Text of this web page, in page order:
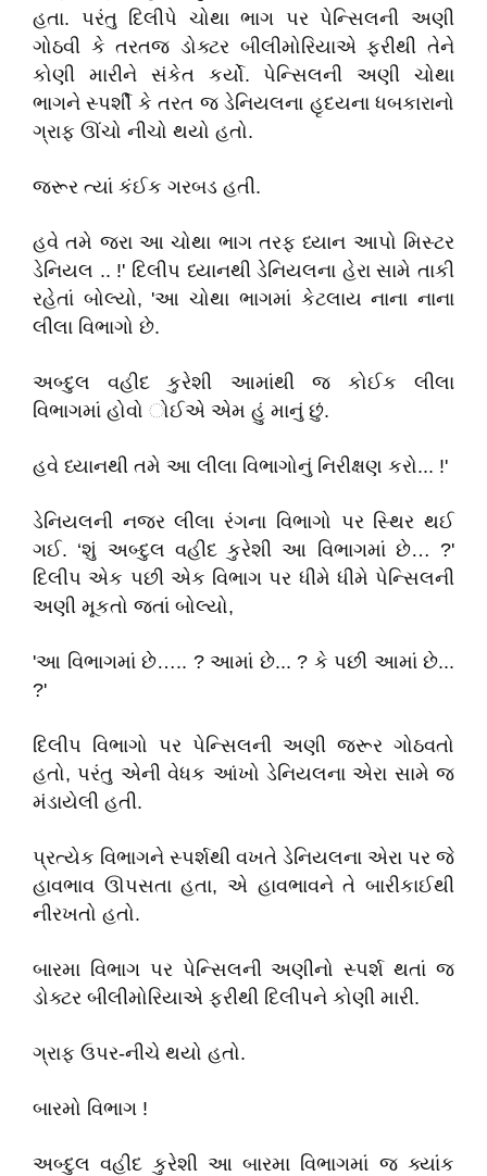
હતા. પરંતુ દિલીપે ચોથા ભાગ પર પેન્સિલની અણી
ગોઠવી કે તરતજ ડોક્ટર બીલીમોરિયાએ ફરીથી તેને
કોણી મારીને સંકેત કર્યો. પેન્સિલની અણી ચોથા
ભાગને સ્પર્શી કે તરત જ ડેનિયલના હૃદયના ધબકારાનો
ગ્રાફ ઊંચો નીચો થયો હતો.
જરૂર ત્યાં કંઈક ગરબડ હતી.
હવે તમે જરા આ ચોથા ભાગ તરફ ધ્યાન આપો મિસ્ટર
ડેનિયલ .. !' દિલીપ ધ્યાનથી ડેનિયલના હેરા સામે તાકી
રહેતાં બોલ્યો, 'આ ચોથા ભાગમાં કેટલાય નાના નાના
લીલા વિભાગો છે.
અબ્દુલ વહીદ કુરેશી આમાંથી જ કોઈક લીલા
વિભાગમાં હોવો ોઈએ એમ હું માનું છું.
હવે ધ્યાનથી તમે આ લીલા વિભાગોનું નિરીક્ષણ કરો... !'
ડેનિયલની નજર લીલા રંગના વિભાગો પર સ્થિર થઈ
ગઈ. ‘શું અબ્દુલ વહીદ કુરેશી આ વિભાગમાં છે… ?'
દિલીપ એક પછી એક વિભાગ પર ધીમે ધીમે પેન્સિલની
અણી મૂકતો જતાં બોલ્યો,
'આ વિભાગમાં છે….. ? આમાં છે... ? કે પછી આમાં છે...
?'
દિલીપ વિભાગો પર પેન્સિલની અણી જરૂર ગોઠવતો
હતો, પરંતુ એની વેધક આંખો ડેનિયલના એરા સામે જ
મંડાયેલી હતી.
પ્રત્યેક વિભાગને સ્પર્શથી વખતે ડેનિયલના એરા પર જે
હાવભાવ ઊપસતા હતા, એ હાવભાવને તે બારીકાઈથી
નીરખતો હતો.
બારમા વિભાગ પર પેન્સિલની અણીનો સ્પર્શ થતાં જ
ડોક્ટર બીલીમોરિયાએ ફરીથી દિલીપને કોણી મારી.
ગ્રાફ ઉપર-નીચે થયો હતો.
બારમો વિભાગ !
અબ્દુલ વહીદ કુરેશી આ બારમા વિભાગમાં જ ક્યાંક